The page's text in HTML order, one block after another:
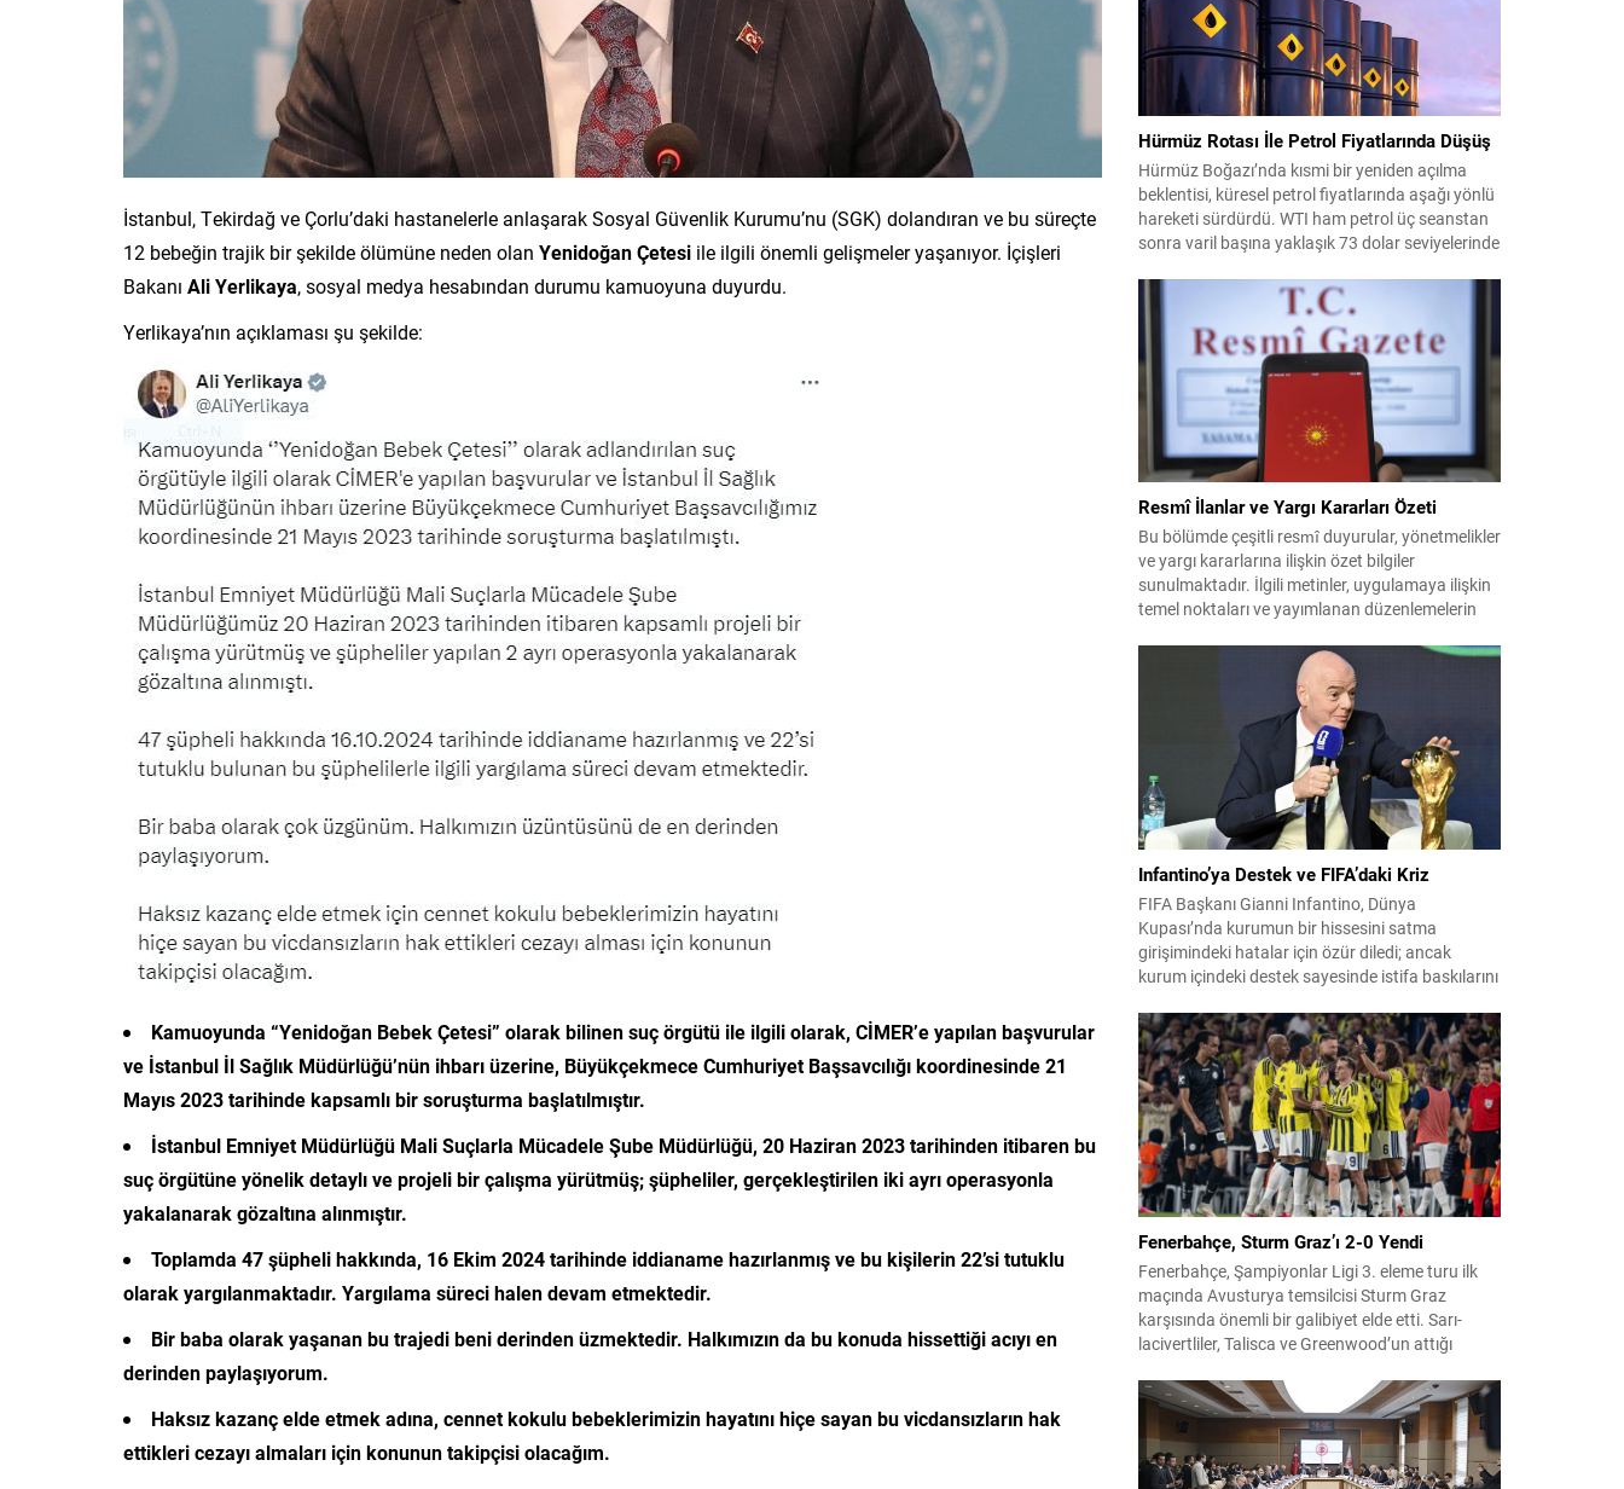
İstanbul, Tekirdağ ve Çorlu’daki hastanelerle anlaşarak Sosyal Güvenlik Kurumu’nu (SGK) dolandıran ve bu süreçte
12 bebeğin trajik bir şekilde ölümüne neden olan Yenidoğan Çetesi ile ilgili önemli gelişmeler yaşanıyor. İçişleri
Bakanı Ali Yerlikaya, sosyal medya hesabından durumu kamuoyuna duyurdu.
Yerlikaya’nın açıklaması şu şekilde:
Kamuoyunda “Yenidoğan Bebek Çetesi” olarak bilinen suç örgütü ile ilgili olarak, CİMER’e yapılan başvurular
ve İstanbul İl Sağlık Müdürlüğü’nün ihbarı üzerine, Büyükçekmece Cumhuriyet Başsavcılığı koordinesinde 21
Mayıs 2023 tarihinde kapsamlı bir soruşturma başlatılmıştır.
İstanbul Emniyet Müdürlüğü Mali Suçlarla Mücadele Şube Müdürlüğü, 20 Haziran 2023 tarihinden itibaren bu
suç örgütüne yönelik detaylı ve projeli bir çalışma yürütmüş; şüpheliler, gerçekleştirilen iki ayrı operasyonla
yakalanarak gözaltına alınmıştır.
Toplamda 47 şüpheli hakkında, 16 Ekim 2024 tarihinde iddianame hazırlanmış ve bu kişilerin 22’si tutuklu
olarak yargılanmaktadır. Yargılama süreci halen devam etmektedir.
Bir baba olarak yaşanan bu trajedi beni derinden üzmektedir. Halkımızın da bu konuda hissettiği acıyı en
derinden paylaşıyorum.
Haksız kazanç elde etmek adına, cennet kokulu bebeklerimizin hayatını hiçe sayan bu vicdansızların hak
ettikleri cezayı almaları için konunun takipçisi olacağım.
yürütülen operasyonlar ve koordinasyon
mekanizmaları masada olacak....
Hürmüz Rotası İle Petrol Fiyatlarında Düşüş
Hürmüz Boğazı’nda kısmi bir yeniden açılma
beklentisi, küresel petrol fiyatlarında aşağı yönlü
hareketi sürdürdü. WTI ham petrol üç seanstan
sonra varil başına yaklaşık 73 dolar seviyelerinde
Brent petrol ise yaklaşık 78 dolar civarındaydı.
İran ile Umman arasında varılan ve Hürmüz
üzerinden alternatif bir nakliye...
Resmî İlanlar ve Yargı Kararları Özeti
Bu bölümde çeşitli resmî duyurular, yönetmelikler
ve yargı kararlarına ilişkin özet bilgiler
sunulmaktadır. İlgili metinler, uygulamaya ilişkin
temel noktaları ve yayımlanan düzenlemelerin
kategorilerdeki kararların ve ilânların kolay
okunur biçimde düzenlenmiş hâlidir. Önemli
başlıklar kalın ve altı çizili şekilde vurgulanmıştır;
böylece dikkat çeken maddeler çabuk...
Infantino’ya Destek ve FIFA’daki Kriz
FIFA Başkanı Gianni Infantino, Dünya
Kupası’nda kurumun bir hissesini satma
girişimindeki hatalar için özür diledi; ancak
kurum içindeki destek sayesinde istifa baskılarını
görüşmelerinin ardından yönetim kurulu
Infantino’ya tam destek verdiğini açıkladı.
Sızdırılan plan detayları ve ulusal federasyonlara
verilen teşvik tekliflerinin ortaya çıkışı, yoğun
eleştirilere...
Fenerbahçe, Sturm Graz’ı 2-0 Yendi
Fenerbahçe, Şampiyonlar Ligi 3. eleme turu ilk
maçında Avusturya temsilcisi Sturm Graz
karşısında önemli bir galibiyet elde etti. Sarı-
lacivertliler, Talisca ve Greenwood’un attığı
öncesi avantaj sağladı. Karşılaşma sonrası
takım yönetimi mücadeleyi değerlendirdi ve
gelecek planlarına dair bilgi verdi. Futboldan
sorumlu yönetici Cihan Kamer,...